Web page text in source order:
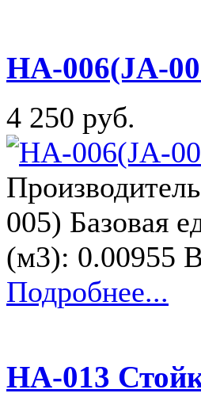
HA-006(JA-
4 250 руб.
005) Базовая
(м3): 0.00955
Подробнее...
HA-013